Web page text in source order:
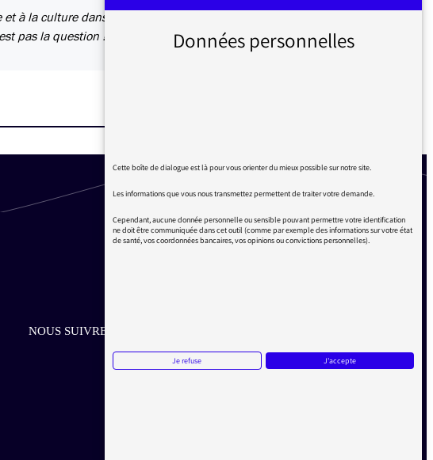
à la culture dans
pas la question !
NOUS SUIVRE SUR LES RÉSEAUX
Aller sur la page Facebook de la Médiatrice
Aller sur la page Twitter de la Médiatrice
Aller sur la page Instagram de la Médiatrice
Données personnelles
Cette boîte de dialogue est là pour vous orienter du mieux possible sur notre site.
Les informations que vous nous transmettez permettent de traiter votre demande.
Cependant, aucune donnée personnelle ou sensible pouvant permettre votre identification
ne doit être communiquée dans cet outil (comme par exemple des informations sur votre état
de santé, vos coordonnées bancaires, vos opinions ou convictions personnelles).
Je refuse J'accepte